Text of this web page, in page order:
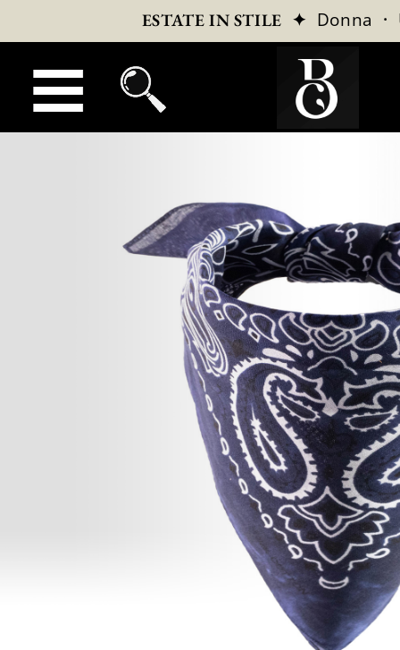
ESTATE IN STILE ✦ Donna ·